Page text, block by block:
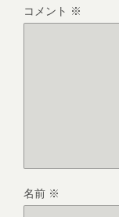
コメント ※
名前 ※